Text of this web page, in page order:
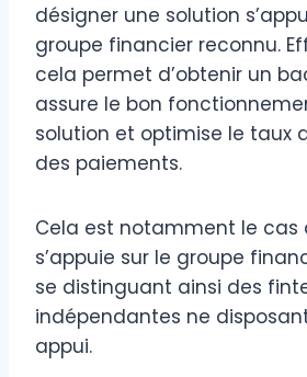
désigner une solution
groupe financier reconnu.
cela permet d’obtenir un
assure le bon
solution et optimise le taux
des paiements.
Cela est notamment le cas
s’appuie sur le groupe
se distinguant ainsi des
indépendantes ne
appui.